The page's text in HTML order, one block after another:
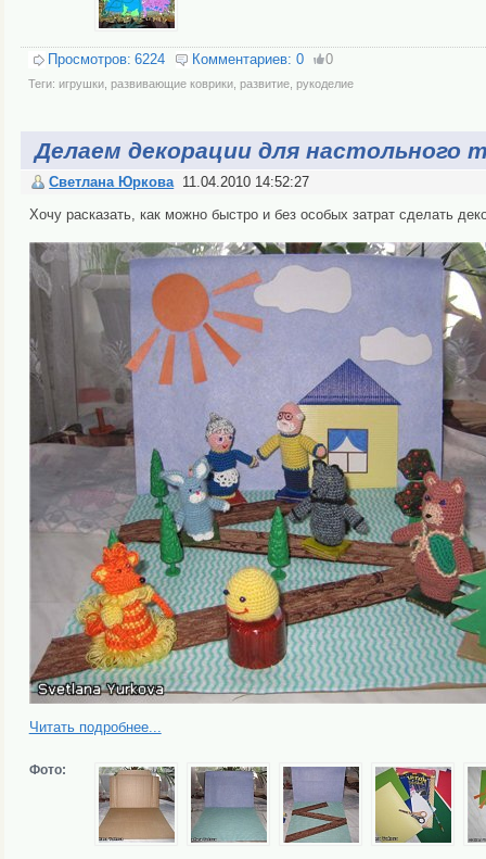
Просмотров: 6224 Комментариев: 0 0
Теги: игрушки, развивающие коврики, развитие, рукоделие
Делаем декорации для настольного
Светлана Юркова 11.04.2010 14:52:27
Хочу расказать, как можно быстро и без особых затрат сделать
Читать подробнее...
Фото: